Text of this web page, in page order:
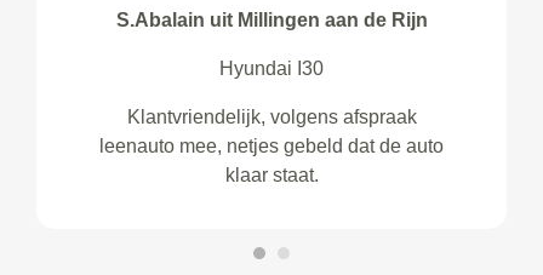
S.Abalain uit Millingen aan de Rijn
Hyundai I30
Klantvriendelijk, volgens afspraak
leenauto mee, netjes gebeld dat de auto
klaar staat.